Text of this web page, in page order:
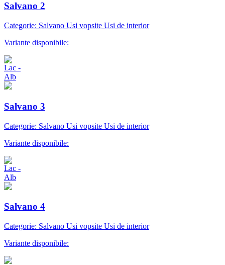
Salvano 2
Categorie: Salvano Usi vopsite Usi de interior
Variante disponibile:
Salvano 3
Categorie: Salvano Usi vopsite Usi de interior
Variante disponibile:
Salvano 4
Categorie: Salvano Usi vopsite Usi de interior
Variante disponibile: